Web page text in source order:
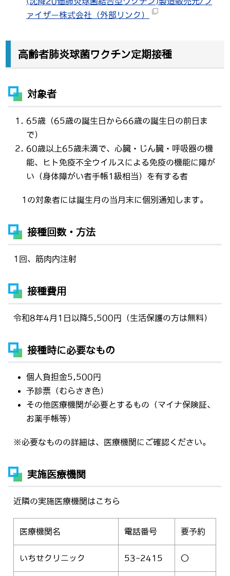
ァイザー株式会社（外部リンク）
高齢者肺炎球菌ワクチン定期接種
対象者
65歳（65歳の誕生日から66歳の誕生日の前日ま
で）
60歳以上65歳未満で、心臓・じん臓・呼吸器の機
能、ヒト免疫不全ウイルスによる免疫の機能に障が
い（身体障がい者手帳1級相当）を有する者
1の対象者には誕生月の当月末に個別通知します。
接種回数・方法
1回、筋肉内注射
接種費用
令和8年4月1日以降5,500円（生活保護の方は無料）
接種時に必要なもの
個人負担金5,500円
予診票（むらさき色）
その他医療機関が必要とするもの（マイナ保険証、
お薬手帳等）
※必要なものの詳細は、医療機関にご確認ください。
実施医療機関
近隣の実施医療機関はこちら
医療機関名 電話番号 要予約
いちせクリニック 53-2415 〇